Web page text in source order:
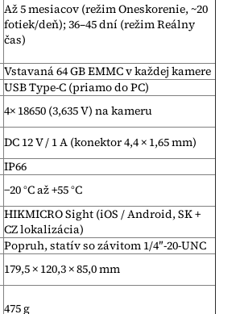
Až 5 mesiacov (režim Oneskorenie, ~20
fotiek/deň); 36–45 dní (režim Reálny
čas)
Vstavaná 64 GB EMMC v každej kamere
USB Type-C (priamo do PC)
4× 18650 (3,635 V) na kameru
DC 12 V / 1 A (konektor 4,4 × 1,65 mm)
IP66
−20 °C až +55 °C
HIKMICRO Sight (iOS / Android, SK +
CZ lokalizácia)
Popruh, statív so závitom 1/4″-20-UNC
179,5 × 120,3 × 85,0 mm
475 g